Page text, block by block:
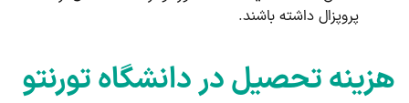
پروپزال داشته باشند.
هزینه تحصیل در دانشگاه تورنتو